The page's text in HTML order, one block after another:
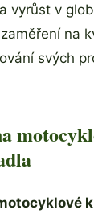
vyrůst v
na
svých